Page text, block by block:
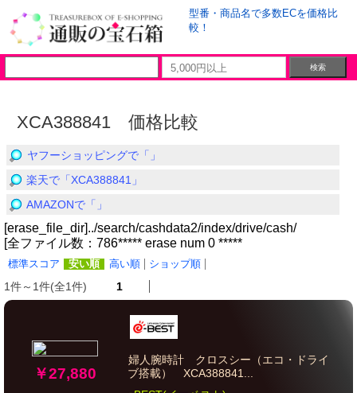
型番・商品名で多数ECを価格比
較！
XCA388841 価格比較
ヤフーショッピングで「」
楽天で「XCA388841」
AMAZONで「」
[erase_file_dir]../search/cashdata2/index/drive/cash/
[全ファイル数：786***** erase num 0 *****
標準スコア 安い順 高い順 ショップ順
1件～1件(全1件) 1
￥27,880
婦人腕時計 クロスシー（エコ・ドライ
ブ搭載） XCA388841...